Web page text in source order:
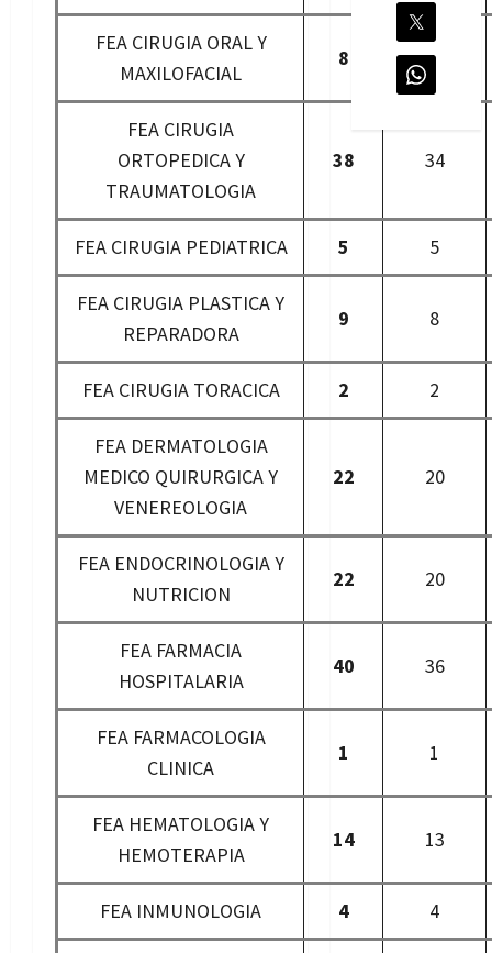
FEA CIRUGIA ORAL Y
MAXILOFACIAL
8 7
FEA CIRUGIA
ORTOPEDICA Y
TRAUMATOLOGIA
38 34
FEA CIRUGIA PEDIATRICA 5 5
FEA CIRUGIA PLASTICA Y
REPARADORA
9 8
FEA CIRUGIA TORACICA 2 2
FEA DERMATOLOGIA
MEDICO QUIRURGICA Y
VENEREOLOGIA
22 20
FEA ENDOCRINOLOGIA Y
NUTRICION
22 20
FEA FARMACIA
HOSPITALARIA
40 36
FEA FARMACOLOGIA
CLINICA
1 1
FEA HEMATOLOGIA Y
HEMOTERAPIA
14 13
FEA INMUNOLOGIA 4 4